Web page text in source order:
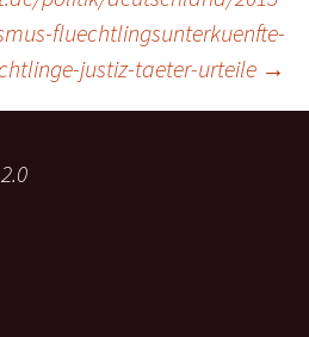
fluechtlingsunterkuenfte-
justiz-taeter-urteile →